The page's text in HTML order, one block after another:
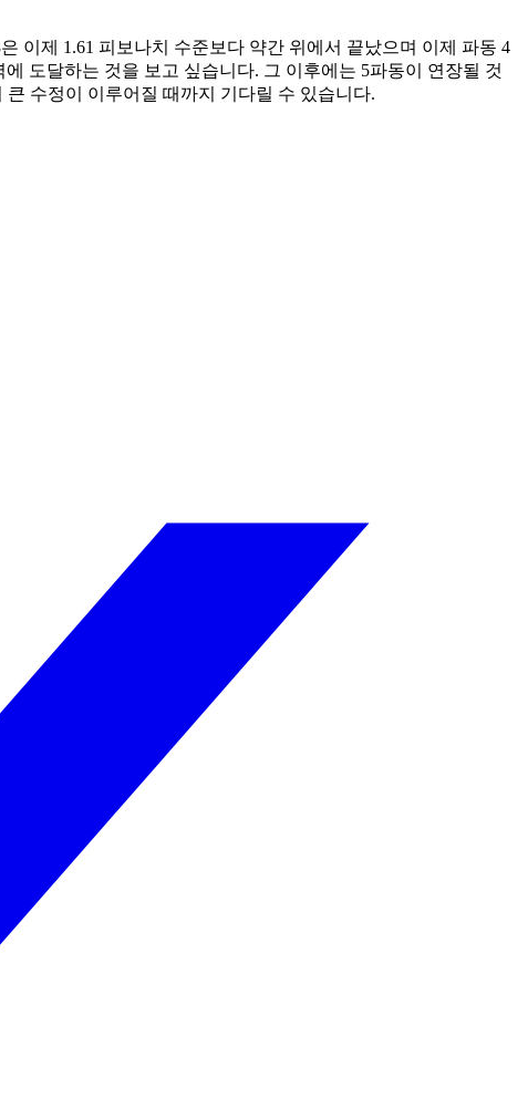
이제 1.61 피보나치 수준보다 약간 위에서 끝났으며 이제 파동 4
도달하는 것을 보고 싶습니다. 그 이후에는 5파동이 연장될 것
수정이 이루어질 때까지 기다릴 수 있습니다.